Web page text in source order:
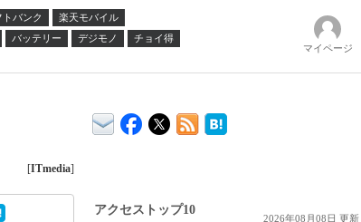
トバンク
楽天モバイル
バッテリー デジモノ
チョイ得
マイページ
[ITmedia]
アクセストップ10
2026年08月08日 更新